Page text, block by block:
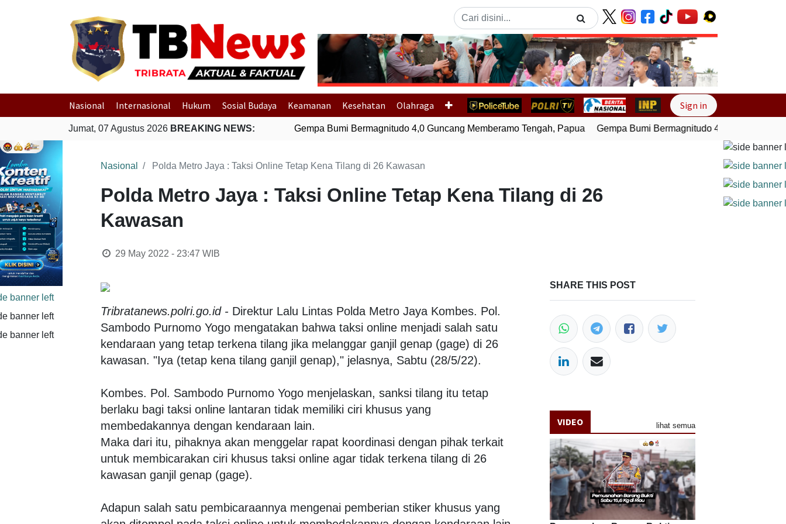
Previous Next
Nasional Internasional Hukum Sosial Budaya Keamanan Kesehatan Olahraga Sign in
Jumat, 07 Agustus 2026 BREAKING NEWS: Gempa Bumi Bermagnitudo 4,0 Guncang Memberamo Tengah, Papua Gempa Bumi Bermagnitudo 4,0 Guncang
Nasional Polda Metro Jaya : Taksi Online Tetap Kena Tilang di 26 Kawasan
Polda Metro Jaya : Taksi Online Tetap Kena Tilang di 26
Kawasan
29 May 2022 - 23:47 WIB
Tribratanews.polri.go.id - Direktur Lalu Lintas Polda Metro Jaya Kombes. Pol.
Sambodo Purnomo Yogo mengatakan bahwa taksi online menjadi salah satu
kendaraan yang tetap terkena tilang jika melanggar ganjil genap (gage) di 26
kawasan. "Iya (tetap kena tilang ganjil genap)," jelasnya, Sabtu (28/5/22).
Kombes. Pol. Sambodo Purnomo Yogo menjelaskan, sanksi tilang itu tetap
berlaku bagi taksi online lantaran tidak memiliki ciri khusus yang
membedakannya dengan kendaraan lain.
Maka dari itu, pihaknya akan menggelar rapat koordinasi dengan pihak terkait
untuk membicarakan ciri khusus taksi online agar tidak terkena tilang di 26
kawasan ganjil genap (gage).
Adapun salah satu pembicaraannya mengenai pemberian stiker khusus yang
SHARE THIS POST
VIDEO lihat semua